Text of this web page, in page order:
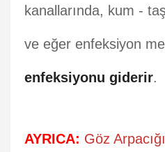
kanallarında, kum -
ve eğer enfeksiyon
enfeksiyonu giderir.
AYRICA: Göz